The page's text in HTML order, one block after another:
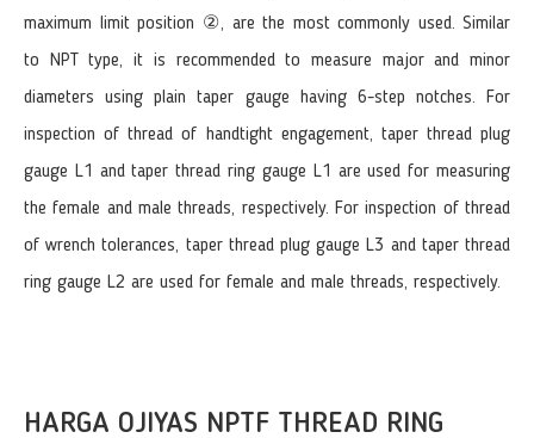
maximum limit position ②, are the most commonly used. Similar
to NPT type, it is recommended to measure major and minor
diameters using plain taper gauge having 6-step notches. For
inspection of thread of handtight engagement, taper thread plug
gauge L1 and taper thread ring gauge L1 are used for measuring
the female and male threads, respectively. For inspection of thread
of wrench tolerances, taper thread plug gauge L3 and taper thread
ring gauge L2 are used for female and male threads, respectively.
HARGA OJIYAS NPTF THREAD RING